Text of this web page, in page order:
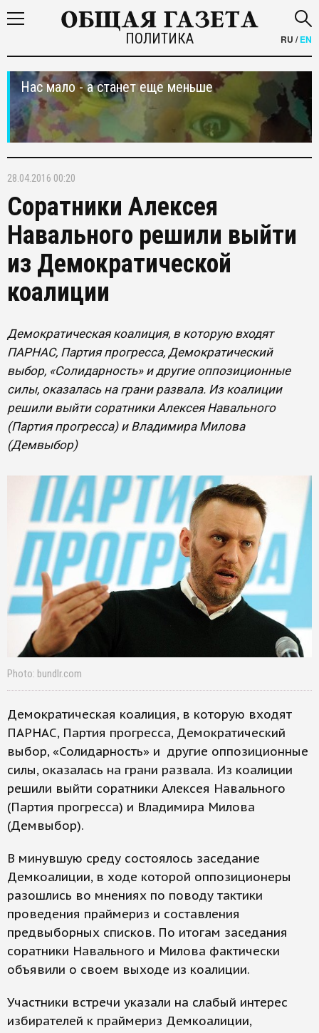
ПОЛИТИКА RU /EN
Нас мало - а станет еще меньше
28.04.2016 00:20
Соратники Алексея
Навального решили выйти
из Демократической
коалиции
Демократическая коалиция, в которую входят
ПАРНАС, Партия прогресса, Демократический
выбор, «Солидарность» и другие оппозиционные
силы, оказалась на грани развала. Из коалиции
решили выйти соратники Алексея Навального
(Партия прогресса) и Владимира Милова
(Демвыбор)
Photo: bundlr.com
Демократическая коалиция, в которую входят
ПАРНАС, Партия прогресса, Демократический
выбор, «Солидарность» и другие оппозиционные
силы, оказалась на грани развала. Из коалиции
решили выйти соратники Алексея Навального
(Партия прогресса) и Владимира Милова
(Демвыбор).
В минувшую среду состоялось заседание
Демкоалиции, в ходе которой оппозиционеры
разошлись во мнениях по поводу тактики
проведения праймериз и составления
предвыборных списков. По итогам заседания
соратники Навального и Милова фактически
объявили о своем выходе из коалиции.
Участники встречи указали на слабый интерес
избирателей к праймериз Демкоалиции,